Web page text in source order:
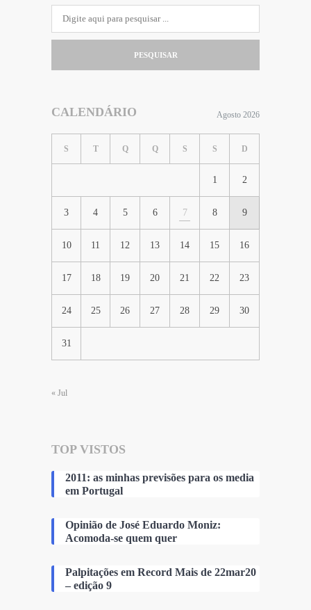
PESQUISAR
CALENDÁRIO Agosto 2026
S T Q Q S S D
1 2
3 4 5 6 7 8 9
10 11 12 13 14 15 16
17 18 19 20 21 22 23
24 25 26 27 28 29 30
31
« Jul
TOP VISTOS
2011: as minhas previsões para os media
em Portugal
Opinião de José Eduardo Moniz:
Acomoda-se quem quer
Palpitações em Record Mais de 22mar20
– edição 9